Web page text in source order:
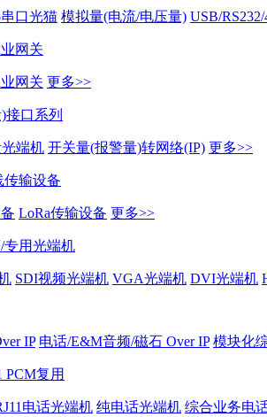
串口光猫 模拟量(电流/电压量) USB/
网关
网关 更多>>
接口系列
端机 开关量(报警量)转网络(IP) 更多>>
传输设备
LoRa传输设备 更多>>
专用光端机
SDI视频光端机 VGA光端机 DVI光端机
IP 电话/E&M音频/磁石 Over IP 模块化
PCM复用
电话光端机 纯电话光端机 综合业务电